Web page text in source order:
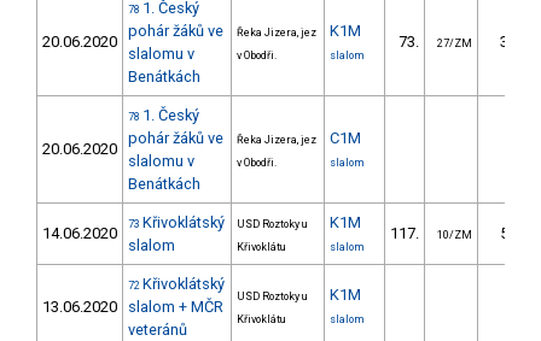
20.06.2020
78 1. Český
pohár žáků ve
slalomu v
Benátkách
Řeka Jizera, jez
v Obodři.
K1M
slalom
73. 27/ZM 34.48
20.06.2020
78 1. Český
pohár žáků ve
slalomu v
Benátkách
Řeka Jizera, jez
v Obodři.
C1M
slalom
14.06.2020 73 Křivoklátský
slalom
USD Roztoky u
Křivoklátu
K1M
slalom
117. 10/ZM 50.69
13.06.2020
72 Křivoklátský
slalom + MČR
veteránů
USD Roztoky u
Křivoklátu
K1M
slalom